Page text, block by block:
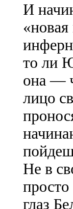
И
то ли
она —
лицо
Не в
глаз